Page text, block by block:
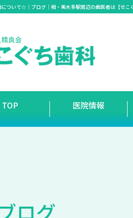
について☆｜ブログ｜栂・美木多駅周辺の歯医者は【せこ
TOP 医院情報
ログ